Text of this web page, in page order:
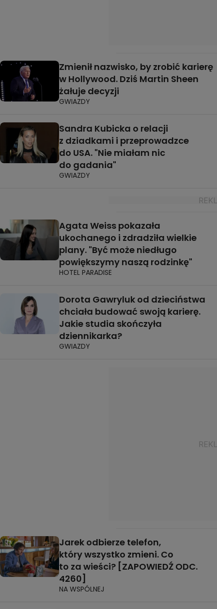
Zmienił nazwisko, by zrobić karierę
w Hollywood. Dziś Martin Sheen
żałuje decyzji
GWIAZDY
Sandra Kubicka o relacji
z dziadkami i przeprowadzce
do USA. "Nie miałam nic
do gadania"
GWIAZDY
Agata Weiss pokazała
ukochanego i zdradziła wielkie
plany. "Być może niedługo
powiększymy naszą rodzinkę"
HOTEL PARADISE
Dorota Gawryluk od dzieciństwa
chciała budować swoją karierę.
Jakie studia skończyła
dziennikarka?
GWIAZDY
Jarek odbierze telefon,
który wszystko zmieni. Co
to za wieści? [ZAPOWIEDŹ ODC.
4260]
NA WSPÓLNEJ